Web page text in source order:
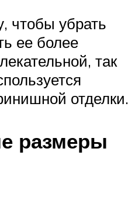
убрать
ее более
так
отделки.
размеры